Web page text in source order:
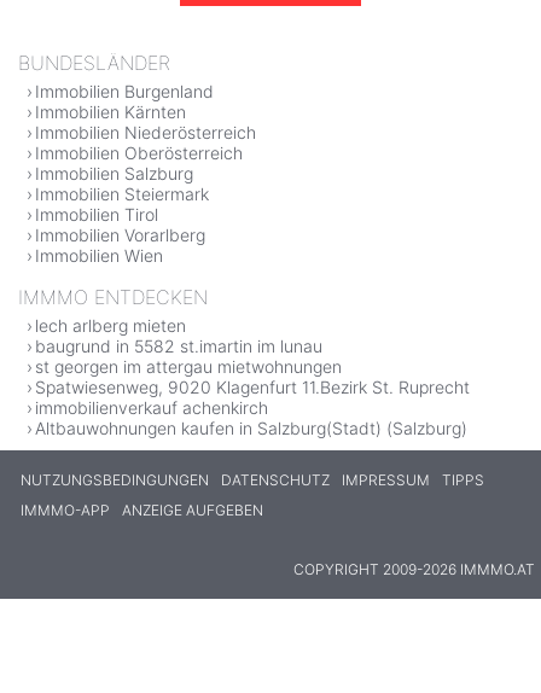
BUNDESLÄNDER
Immobilien Burgenland
Immobilien Kärnten
Immobilien Niederösterreich
Immobilien Oberösterreich
Immobilien Salzburg
Immobilien Steiermark
Immobilien Tirol
Immobilien Vorarlberg
Immobilien Wien
IMMMO ENTDECKEN
lech arlberg mieten
baugrund in 5582 st.imartin im lunau
st georgen im attergau mietwohnungen
Spatwiesenweg, 9020 Klagenfurt 11.Bezirk St. Ruprecht
immobilienverkauf achenkirch
Altbauwohnungen kaufen in Salzburg(Stadt) (Salzburg)
NUTZUNGSBEDINGUNGEN DATENSCHUTZ IMPRESSUM
TIPPS
IMMMO-APP
ANZEIGE AUFGEBEN
COPYRIGHT 2009-2026 IMMMO.AT